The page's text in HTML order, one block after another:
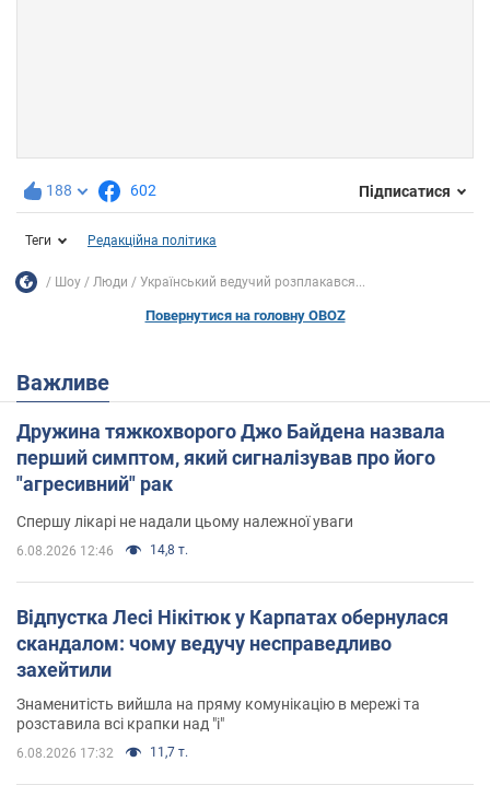
188 602 Підписатися
Теги Редакційна політика
Шоу Люди Український ведучий розплакався...
Повернутися на головну OBOZ
Важливе
Дружина тяжкохворого Джо Байдена назвала
перший симптом, який сигналізував про його
"агресивний" рак
Спершу лікарі не надали цьому належної уваги
6.08.2026 12:46 14,8 т.
Відпустка Лесі Нікітюк у Карпатах обернулася
скандалом: чому ведучу несправедливо
захейтили
Знаменитість вийшла на пряму комунікацію в мережі та
розставила всі крапки над "і"
6.08.2026 17:32 11,7 т.